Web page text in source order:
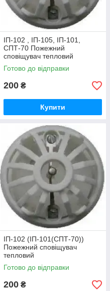
ІП-102 , ІП-105, ІП-101,
СПТ-70 Пожежний
сповіщувач тепловий
Готово до відправки
200 ₴
Купити
ІП-102 (ІП-101(СПТ-70))
Пожежний сповіщувач
тепловий
Готово до відправки
200 ₴